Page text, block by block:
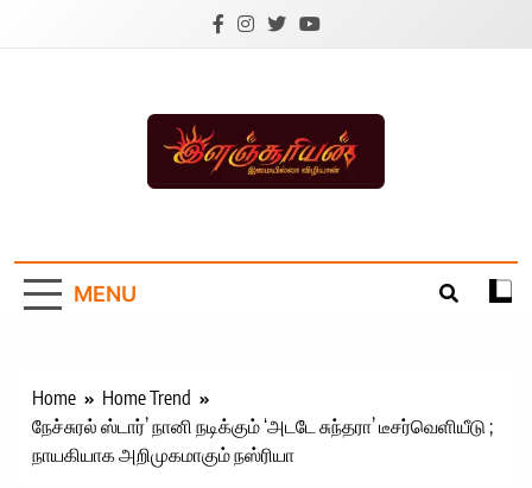
Tamil News |
Health | Tamil
Technology |
Sports News
MENU
Home
Home Trend
நேச்சுரல் ஸ்டார்’ நானி நடிக்கும் ‘அடடே சுந்தரா’ டீசர்வெளியீடு ;
நாயகியாக அறிமுகமாகும் நஸ்ரியா